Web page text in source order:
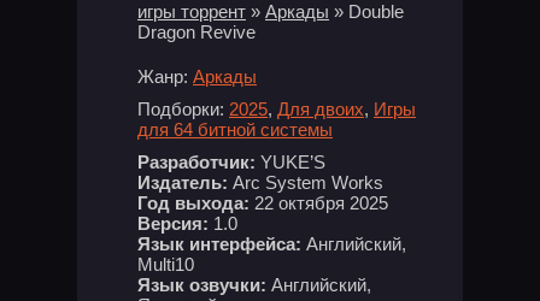
игры торрент » Аркады » Double
Dragon Revive
Жанр: Аркады
Подборки: 2025, Для двоих, Игры
для 64 битной системы
Разработчик: YUKE’S
Издатель: Arc System Works
Год выхода: 22 октября 2025
Версия: 1.0
Язык интерфейса: Английский,
Multi10
Язык озвучки: Английский,